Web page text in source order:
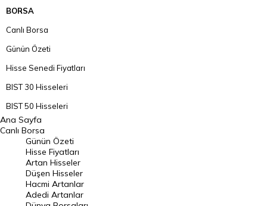
BORSA
Canlı Borsa
Günün Özeti
Hisse Senedi Fiyatları
BIST 30 Hisseleri
BIST 50 Hisseleri
BIST 100 Hisseleri
En Çok Artan Hisseler
En Çok Düşen Hisseler
Hacmi Artanlar
Geçmiş Kapanışlar
Ana Sayfa
Canlı Borsa
Günün Özeti
Hisse Fiyatları
Artan Hisseler
Düşen Hisseler
Hacmi Artanlar
Adedi Artanlar